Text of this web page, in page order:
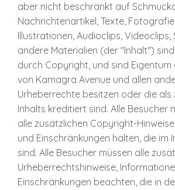
aber nicht beschränkt auf
Nachrichtenartikel, Texte,
Illustrationen, Audioclips,
andere Materialien (der "Inhalt")
durch Copyright, und sind
von Kamagra Avenue und allen
Urheberrechte besitzen oder die als
Inhalts kreditiert sind. Alle Besucher
alle zusätzlichen Copyright-
und Einschränkungen halten, die im
sind. Alle Besucher müssen alle
Urheberrechtshinweise,
Einschränkungen beachten, die in